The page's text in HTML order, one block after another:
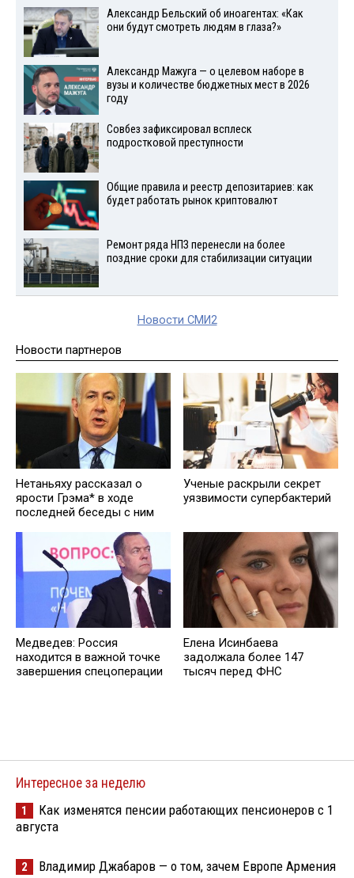
Александр Бельский об иноагентах: «Как
они будут смотреть людям в глаза?»
Александр Мажуга — о целевом наборе в
вузы и количестве бюджетных мест в 2026
году
Совбез зафиксировал всплеск
подростковой преступности
Общие правила и реестр депозитариев: как
будет работать рынок криптовалют
Ремонт ряда НПЗ перенесли на более
поздние сроки для стабилизации ситуации
Новости СМИ2
Новости партнеров
Нетаньяху рассказал о
ярости Грэма* в ходе
последней беседы с ним
Ученые раскрыли секрет
уязвимости супербактерий
Медведев: Россия
находится в важной точке
завершения спецоперации
Елена Исинбаева
задолжала более 147
тысяч перед ФНС
Интересное за неделю
1
Как изменятся пенсии работающих пенсионеров с 1
августа
2 Владимир Джабаров — о том, зачем Европе Армения